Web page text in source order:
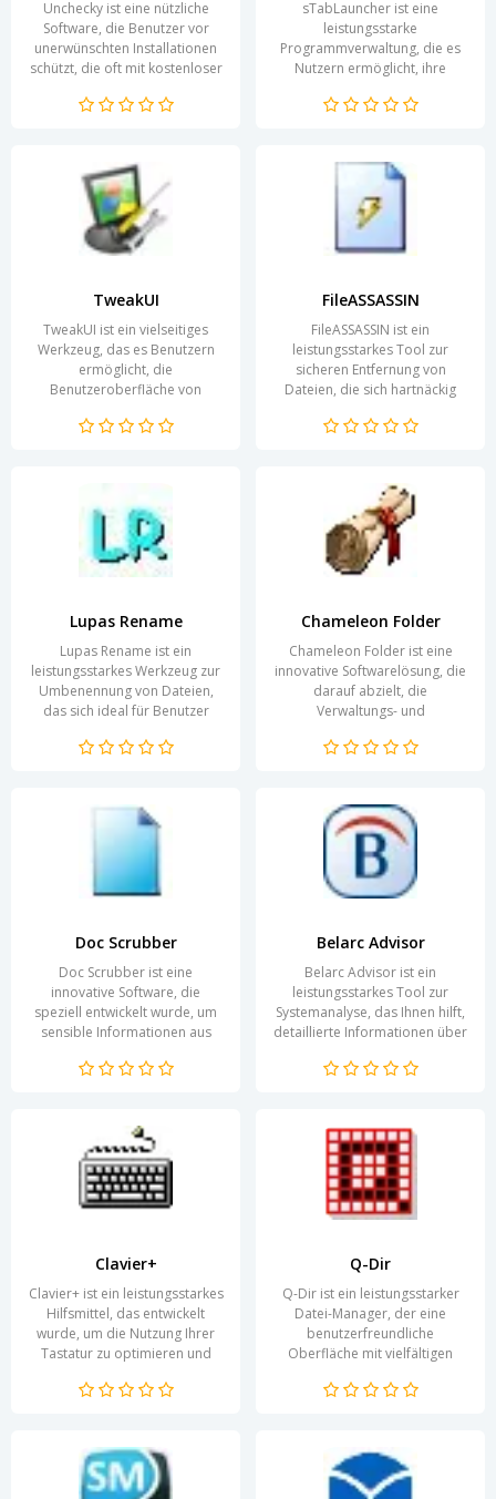
Unchecky ist eine nützliche
Software, die Benutzer vor
unerwünschten Installationen
schützt, die oft mit kostenloser
Programme...
sTabLauncher ist eine
leistungsstarke
Programmverwaltung, die es
Nutzern ermöglicht, ihre
effizient zu organisieren und zu
TweakUI
TweakUI ist ein vielseitiges
Werkzeug, das es Benutzern
ermöglicht, die
Benutzeroberfläche von
und an ihre individuellen
FileASSASSIN
FileASSASSIN ist ein
leistungsstarkes Tool zur
sicheren Entfernung von
Dateien, die sich hartnäckig
Diese Software wurde
Lupas Rename
Lupas Rename ist ein
leistungsstarkes Werkzeug zur
Umbenennung von Dateien,
das sich ideal für Benutzer
großen Datenmengen
Chameleon Folder
Chameleon Folder ist eine
innovative Softwarelösung, die
darauf abzielt, die
Verwaltungs- und
und Ordnern auf Ihrem
Doc Scrubber
Doc Scrubber ist eine
innovative Software, die
speziell entwickelt wurde, um
sensible Informationen aus
einer Welt, in der...
Belarc Advisor
Belarc Advisor ist ein
leistungsstarkes Tool zur
Systemanalyse, das Ihnen hilft,
detaillierte Informationen über
Computers zu...
Clavier+
Clavier+ ist ein leistungsstarkes
Hilfsmittel, das entwickelt
wurde, um die Nutzung Ihrer
Tastatur zu optimieren und
verbessern. Diese...
Q-Dir
Q-Dir ist ein leistungsstarker
Datei-Manager, der eine
benutzerfreundliche
Oberfläche mit vielfältigen
dieser Software wird die...